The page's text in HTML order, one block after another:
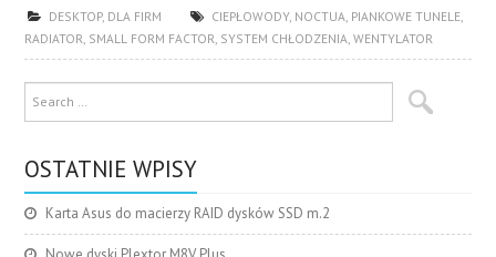
DESKTOP, DLA FIRM CIEPŁOWODY, NOCTUA, PIANKOWE TUNELE,
RADIATOR, SMALL FORM FACTOR, SYSTEM CHŁODZENIA,WENTYLATOR
OSTATNIE WPISY
Karta Asus do macierzy RAID dysków SSD m.2